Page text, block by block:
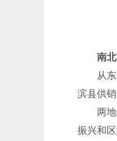
南北
从东北
滨县供
两地供
振兴和